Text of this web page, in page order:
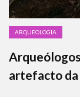
ARQUEOLOGIA
artefacto da